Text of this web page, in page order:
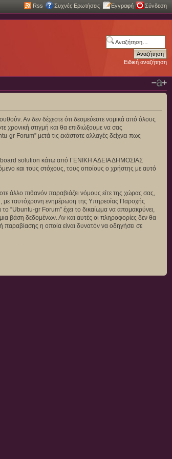
Rss Συχνές Ερωτήσεις Εγγραφή Σύνδεση
Ειδική αναζήτηση
Αν δεν δέχεστε ότι δεσμεύεστε νομικά από όλους
στιγμή και θα επιδιώξουμε να σας
Forum” μετά τις εκάστοτε αλλαγές δείχνει πως
board solution κάτω από ΓΕΝΙΚΗ ΑΔΕΙΑ ΔΗΜΟΣΙΑΣ
και τους στόχους, τους οποίους ο χρήστης με αυτό
άλλο πιθανόν παραβιάζει νόμους είτε της χώρας σας,
, με ταυτόχρονη ενημέρωση της Υπηρεσίας Παροχής
“Ubuntu-gr Forum” έχει το δικαίωμα να απομακρύνει,
μια βάση δεδομένων. Αν και αυτές οι πληροφορίες δεν θα
η οποία είναι δυνατόν να οδηγήσει σε